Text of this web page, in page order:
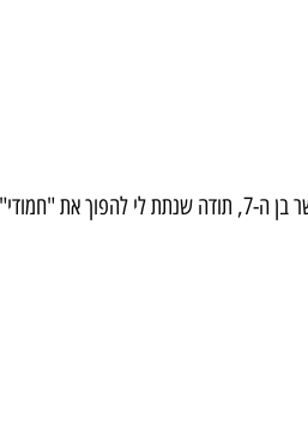
מזל טוב ליוצר המוכשר בן ה-7, תודה שנתת